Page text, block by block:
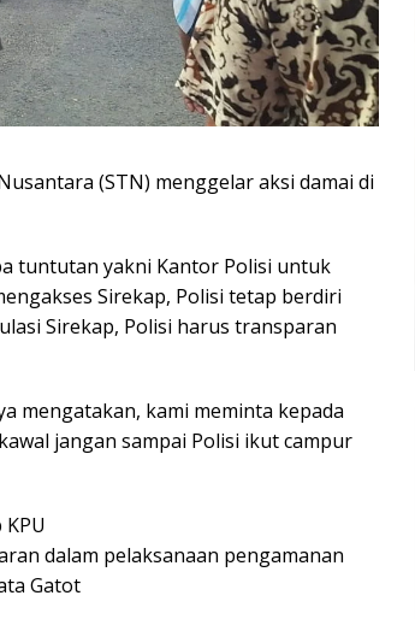
(STN) menggelar aksi damai di
tuntutan yakni Kantor Polisi untuk
Sirekap, Polisi tetap berdiri
Sirekap, Polisi harus transparan
mengatakan, kami meminta kepada
jangan sampai Polisi ikut campur
dalam pelaksanaan pengamanan
Gatot